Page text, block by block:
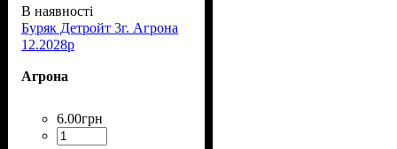
В наявності
Буряк Детройт 3г. Агрона
12.2028р
Агрона
6.00грн